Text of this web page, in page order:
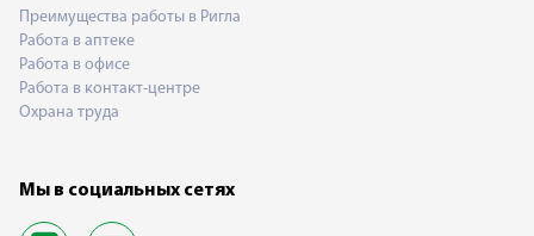
Преимущества работы в Ригла
Работа в аптеке
Работа в офисе
Работа в контакт-центре
Охрана труда
Мы в социальных сетях